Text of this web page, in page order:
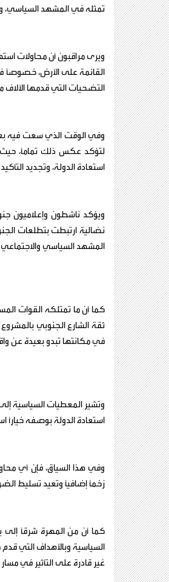
تمثله في المشهد السياسي،
ويرى مراقبون أن محاولات
القائمة على الأرض،
التضحيات التي قدمها
وفي الوقت الذي سعت فيه بعض
لتؤكد عكس ذلك تماماً، حيث
استعادة الدولة، وتجديد
ويؤكد ناشطون وإعلاميون
نضالية ارتبطت بتطلعات
المشهد السياسي
كما أن ما تمتلكه القوات
ثقة الشارع الجنوبي
في مكانتها تبدو بعيدة عن
وتشير المعطيات السياسية
استعادة الدولة بوصفه خياراً
وفي هذا السياق، فإن أي
زخماً إضافياً وتعيد تسليط
كما أن من المهرة شرقاً إلى
السياسية وبالأهداف التي
غير قادرة على التأثير في